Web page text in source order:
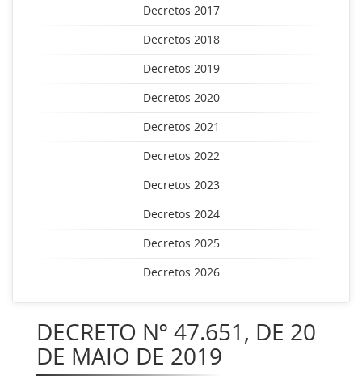
Decretos 2017
Decretos 2018
Decretos 2019
Decretos 2020
Decretos 2021
Decretos 2022
Decretos 2023
Decretos 2024
Decretos 2025
Decretos 2026
DECRETO Nº 47.651, DE 20
DE MAIO DE 2019